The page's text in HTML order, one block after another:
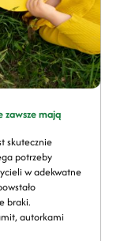
zawsze mają
skutecznie
potrzeby
w adekwatne
braki.
autorkami